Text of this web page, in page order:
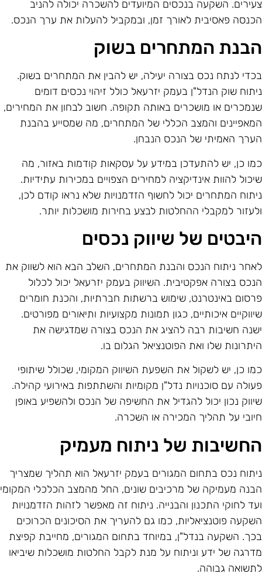
השקעה בנכסים המיועדים להשכרה יכולה להניב
פאסיבית לאורך זמן, ובמקביל להעלות את ערך הנכס.
המתחרים בשוק
לנתח נכס בצורה יעילה, יש להבין את המתחרים בשוק.
שוק הנדל"ן בעמק יזרעאל כולל זיהוי נכסים דומים
או מושכרים באותה תקופה. חשוב לבחון את המחירים,
והמצב הכללי של המתחרים, מה שמסייע בהבנת
האמיתי של הנכס הנבחן.
כן, יש להתעדכן במידע על עסקאות קודמות באזור, מה
להוות אינדיקציה למחירים הצפויים במכירות עתידיות.
המתחרים יכול לחשוף הזדמנויות שלא נראו קודם לכן,
למקבלי ההחלטות לבצע בחירות מושכלות יותר.
של שיווק נכסים
ניתוח הנכס והבנת המתחרים, השלב הבא הוא לשווק את
בצורה אפקטיבית. השיווק בעמק יזרעאל יכול לכלול
באינטרנט, שימוש ברשתות חברתיות, והכנת חומרים
איכותיים, כגון תמונות מקצועיות ותיאורים מפורטים.
חשיבות רבה להציג את הנכס בצורה שמדגישה את
שלו ואת הפוטנציאל הגלום בו.
כן, יש לשקול את השפעת השיווק המקומי, שכולל שיתופי
עם סוכנויות נדל"ן מקומיות והשתתפות באירועי קהילה.
נכון יכול להגדיל את החשיפה של הנכס ולהשפיע באופן
על תהליך המכירה או השכרה.
של ניתוח מעמיק
נכס בתחום המגורים בעמק יזרעאל הוא תהליך שמצריך
מעמיקה של מרכיבים שונים, החל מהמצב הכלכלי המקומי
לחוקי התכנון והבנייה. ניתוח זה מאפשר לזהות הזדמנויות
פוטנציאליות, כמו גם להעריך את הסיכונים הכרוכים
השקעה בנדל"ן, במיוחד בתחום המגורים, מחייבת קפיצת
של ידע וניתוח על מנת לקבל החלטות מושכלות שיביאו
גבוהה.